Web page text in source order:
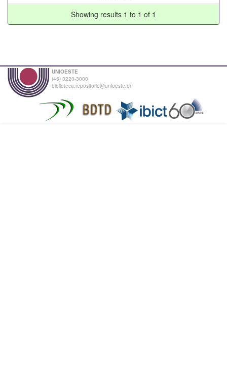
Showing results 1 to 1 of 1
UNIOESTE
(45) 3220-3000
biblioteca.repositorio@unioeste.br